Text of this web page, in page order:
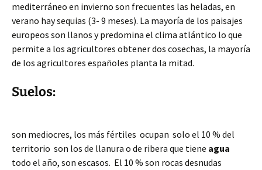
mediterráneo en invierno son frecuentes las heladas, en
verano hay sequias (3- 9 meses). La mayoría de los paisajes
europeos son llanos y predomina el clima atlántico lo que
permite a los agricultores obtener dos cosechas, la mayoría
de los agricultores españoles planta la mitad.
Suelos:
son mediocres, los más fértiles ocupan solo el 10 % del
territorio son los de llanura o de ribera que tiene agua
todo el año, son escasos. El 10 % son rocas desnudas